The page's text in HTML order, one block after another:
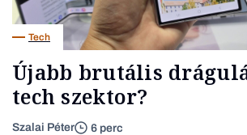
Tech
Újabb brutális
tech szektor?
Szalai Péter 6 perc